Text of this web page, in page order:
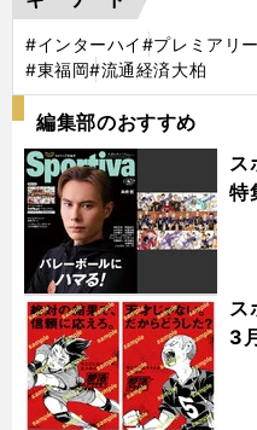
#インターハイ#プレミアリ
#東福岡#流通経済大柏
編集部のおすすめ
ス
特
ス
3